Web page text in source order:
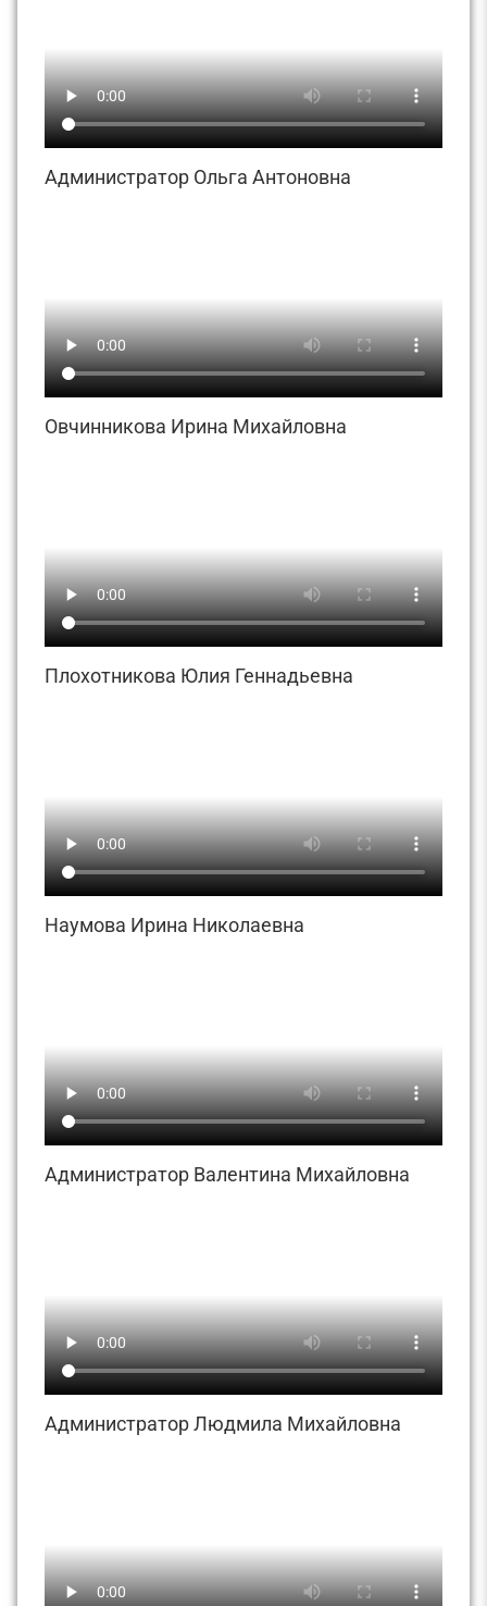
Администратор Ольга Антоновна
Овчинникова Ирина Михайловна
Плохотникова Юлия Геннадьевна
Наумова Ирина Николаевна
Администратор Валентина Михайловна
Администратор Людмила Михайловна